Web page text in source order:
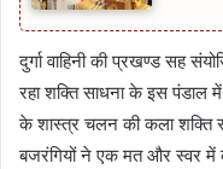
दुर्गा वाहिनी की प्रखण्ड सह
रहा शक्ति साधना के इस पंडाल
के शास्त्र चलन की कला शक्ति
बजरंगियों ने एक मत और स्वर में